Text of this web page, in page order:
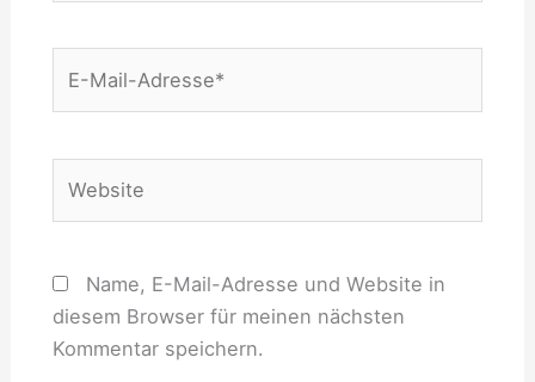
Mail-
Name, E-Mail-Adresse und Website in
diesem Browser für meinen nächsten
Kommentar speichern.